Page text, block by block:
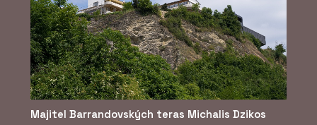
Majitel Barrandovských teras Michalis Dzikos